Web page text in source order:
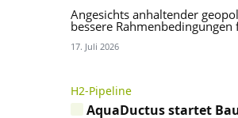
Angesichts anhaltender
bessere
17. Juli 2026
H2-Pipeline
AquaDuctus startet